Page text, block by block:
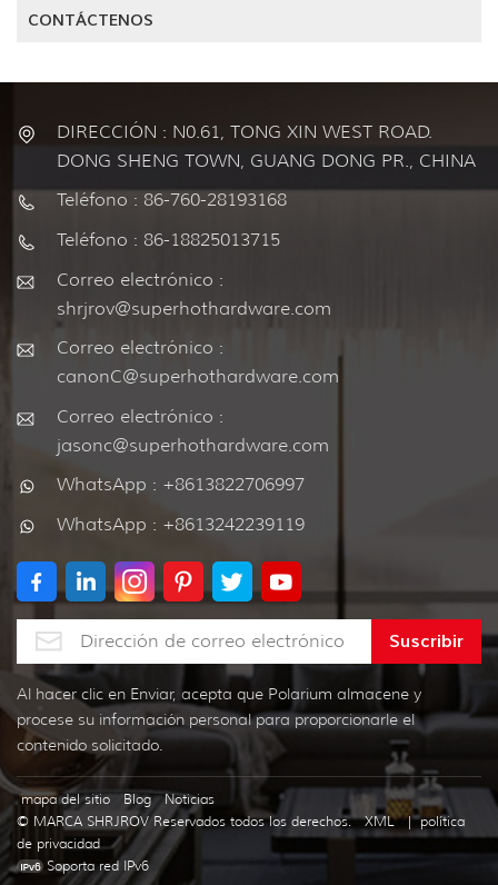
CONTÁCTENOS
DIRECCIÓN : N0.61, TONG XIN WEST ROAD.
DONG SHENG TOWN, GUANG DONG PR., CHINA
Teléfono : 86-760-28193168
Teléfono : 86-18825013715
Correo electrónico :
shrjrov@superhothardware.com
Correo electrónico :
canonC@superhothardware.com
Correo electrónico :
jasonc@superhothardware.com
WhatsApp : +8613822706997
WhatsApp : +8613242239119
Al hacer clic en Enviar, acepta que Polarium almacene y
procese su información personal para proporcionarle el
contenido solicitado.
mapa del sitio Blog
Noticias
© MARCA SHRJROV Reservados todos los derechos. XML | política
de privacidad
Soporta red IPv6